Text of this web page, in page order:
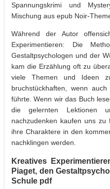
Spannungskrimi und
Mischung aus epub Noir-
Während der Autor
Experimentieren: Die
Gestaltpsychologen und der
kam die Erzählung oft zu
viele Themen und Ideen
bruchstückhaften, wenn
führte. Wenn wir das Buch
die gelernten Lektionen
nachzudenken kaufen uns
ihre Charaktere in den
nachklingen werden.
Kreatives
Piaget, den
Schule pdf